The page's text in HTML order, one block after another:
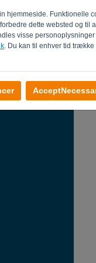
hjemmeside. Funktionelle
dette websted og
visse
. Du kan til enhver tid